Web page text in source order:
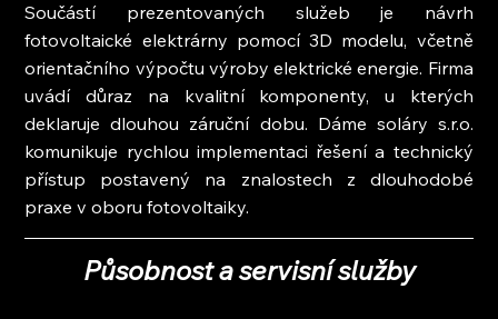
Součástí prezentovaných služeb je návrh
fotovoltaické elektrárny pomocí 3D modelu, včetně
orientačního výpočtu výroby elektrické energie. Firma
uvádí důraz na kvalitní komponenty, u kterých
deklaruje dlouhou záruční dobu. Dáme soláry s.r.o.
komunikuje rychlou implementaci řešení a technický
přístup postavený na znalostech z dlouhodobé
praxe v oboru fotovoltaiky.
Působnost a servisní služby